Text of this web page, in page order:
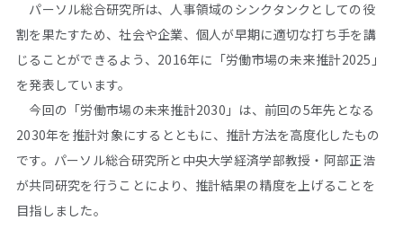
パーソル総合研究所は、人事領域のシンクタンクとしての役
割を果たすため、社会や企業、個人が早期に適切な打ち手を講
じることができるよう、2016年に「労働市場の未来推計2025」
を発表しています。
今回の「労働市場の未来推計2030」は、前回の5年先となる
2030年を推計対象にするとともに、推計方法を高度化したもの
です。パーソル総合研究所と中央大学経済学部教授・阿部正浩
が共同研究を行うことにより、推計結果の精度を上げることを
目指しました。